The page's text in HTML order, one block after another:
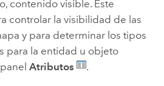
contenido visible. Este
controlar la visibilidad de las
y para determinar los tipos
para la entidad u objeto
Atributos .